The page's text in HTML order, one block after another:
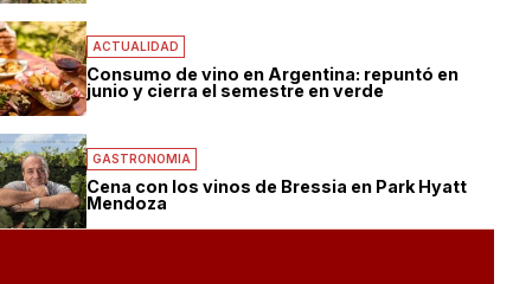
ACTUALIDAD
Consumo de vino en Argentina: repuntó en
junio y cierra el semestre en verde
GASTRONOMIA
Cena con los vinos de Bressia en Park Hyatt
Mendoza